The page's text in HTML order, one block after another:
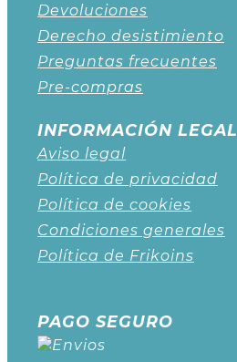
Devoluciones
Derecho desistimiento
Preguntas frecuentes
Pre-compras
INFORMACIÓN LEGAL
Aviso legal
Política de privacidad
Política de cookies
Condiciones generales
Política de Frikoins
PAGO SEGURO